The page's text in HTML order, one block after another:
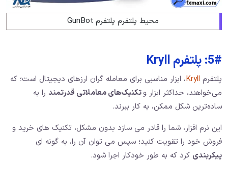
محیط پلتفرم پلتفرم GunBot
5#: پلتفرم Kryll
پلتفرم Kryll، ابزار مناسبی برای معامله‌ گران ارزهای دیجیتال است؛ که
می‌خواهند، حداکثر ابزار وتکنیک‌های معاملاتی قدرتمند را به
ساده‌ترین شکل ممکن، به کار ببرند.
این نرم افزار، شما را قادر می سازد بدون مشکل، تکنیک های خرید و
فروش خود را تقویت کنید؛ سپس می توان آن را، به گونه ای
پیکربندی کرد که به طور خودکار اجرا شود.